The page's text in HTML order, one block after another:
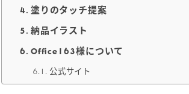
塗りのタッチ提案
納品イラスト
Office163様について
公式サイト